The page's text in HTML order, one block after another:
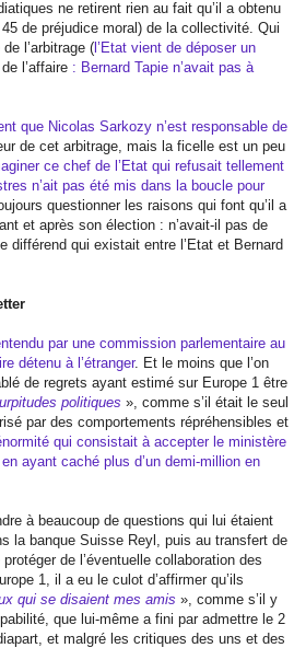
ne retirent rien au fait qu’il a obtenu
de préjudice moral) de la collectivité. Qui
l’arbitrage (l’Etat vient de déposer un
l’affaire : Bernard Tapie n’avait pas à
que Nicolas Sarkozy n’est responsable de
de cet arbitrage, mais la ficelle est un peu
ce chef de l’Etat qui refusait tellement
n’ait pas été mis dans la boucle pour
questionner les raisons qui font qu’il a
et après son élection : n’avait-il pas de
différend qui existait entre l’Etat et Bernard
par une commission parlementaire au
détenu à l’étranger. Et le moins que l’on
de regrets ayant estimé sur Europe 1 être
politiques », comme s’il était le seul
par des comportements répréhensibles et
qui consistait à accepter le ministère
ayant caché plus d’un demi-million en
à beaucoup de questions qui lui étaient
la banque Suisse Reyl, puis au transfert de
de l’éventuelle collaboration des
1, il a eu le culot d’affirmer qu’ils
qui se disaient mes amis », comme s’il y
que lui-même a fini par admettre le 2
et malgré les critiques des uns et des